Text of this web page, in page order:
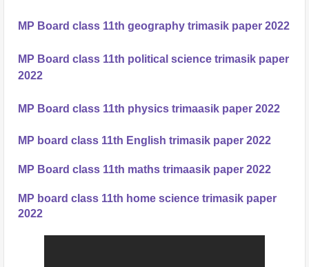
MP Board class 11th geography trimasik paper 2022
MP Board class 11th political science trimasik paper
2022
MP Board class 11th physics trimaasik paper 2022
MP board class 11th English trimasik paper 2022
MP Board class 11th maths trimaasik paper 2022
MP board class 11th home science trimasik paper
2022